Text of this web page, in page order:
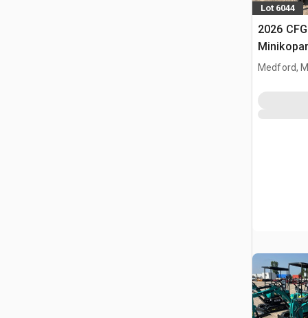
Lot 6044
2026
Medford,